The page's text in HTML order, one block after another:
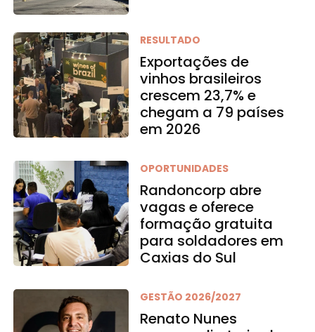
RESULTADO
Exportações de
vinhos brasileiros
crescem 23,7% e
chegam a 79 países
em 2026
OPORTUNIDADES
Randoncorp abre
vagas e oferece
formação gratuita
para soldadores em
Caxias do Sul
GESTÃO 2026/2027
Renato Nunes